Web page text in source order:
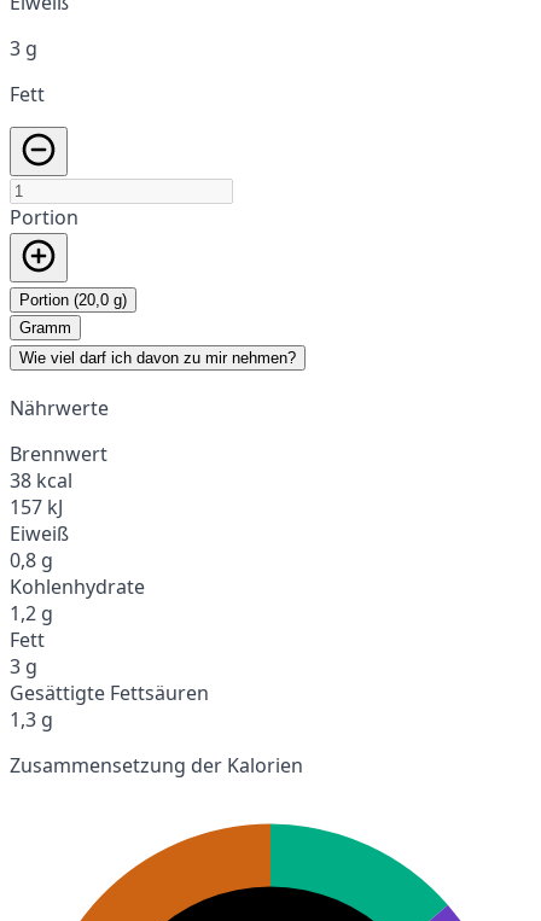
3 g
Fett
Portion
Portion (20,0 g)
Gramm
Wie viel darf ich davon zu mir nehmen?
Nährwerte
Brennwert
38 kcal
157 kJ
Eiweiß
0,8 g
Kohlenhydrate
1,2 g
Fett
3 g
Gesättigte Fettsäuren
1,3 g
Zusammensetzung der Kalorien